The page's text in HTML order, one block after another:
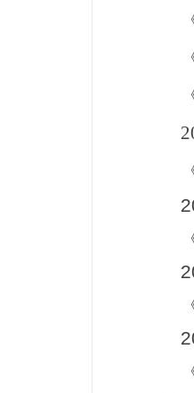
《
《
《
《
《
《
《